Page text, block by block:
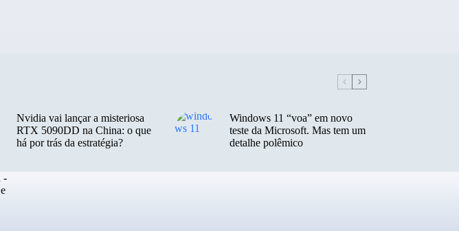
Nvidia vai lançar a misteriosa
RTX 5090DD na China: o que
há por trás da estratégia?
Windows 11 “voa” em novo
teste da Microsoft. Mas tem um
detalhe polêmico